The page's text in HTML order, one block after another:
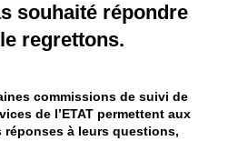
souhaité répondre
regrettons.
nes commissions de suivi de
de l’ETAT permettent aux
à leurs questions,